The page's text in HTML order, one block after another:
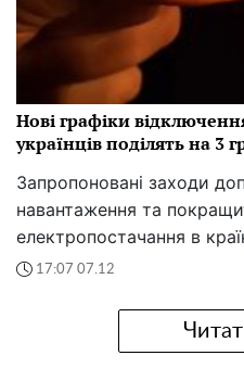
Нові графіки
українців поділять на 3
Запропоновані заходи
навантаження та
електропостачання в
17:07 07.12